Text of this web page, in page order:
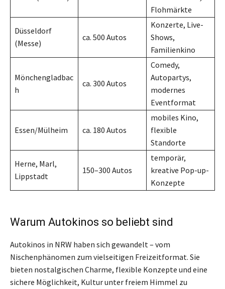
Flohmärkte
Düsseldorf
(Messe)
ca. 500 Autos
Konzerte, Live-
Shows,
Familienkino
Mönchengladbac
h
ca. 300 Autos
Comedy,
Autopartys,
modernes
Eventformat
Essen/Mülheim ca. 180 Autos
mobiles Kino,
flexible
Standorte
Herne, Marl,
Lippstadt
150–300 Autos
temporär,
kreative Pop-up-
Konzepte
Warum Autokinos so beliebt sind
Autokinos in NRW haben sich gewandelt – vom
Nischenphänomen zum vielseitigen Freizeitformat. Sie
bieten nostalgischen Charme, flexible Konzepte und eine
sichere Möglichkeit, Kultur unter freiem Himmel zu